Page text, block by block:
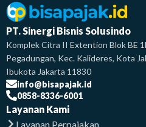
PT. Sinergi Bisnis Solusindo
Komplek Citra II Extention Blok BE
Pegadungan, Kec. Kalideres, Kota
Ibukota Jakarta 11830
info@bisapajak.id
0858-8336-6001
Layanan Kami
Layanan Perpajakan